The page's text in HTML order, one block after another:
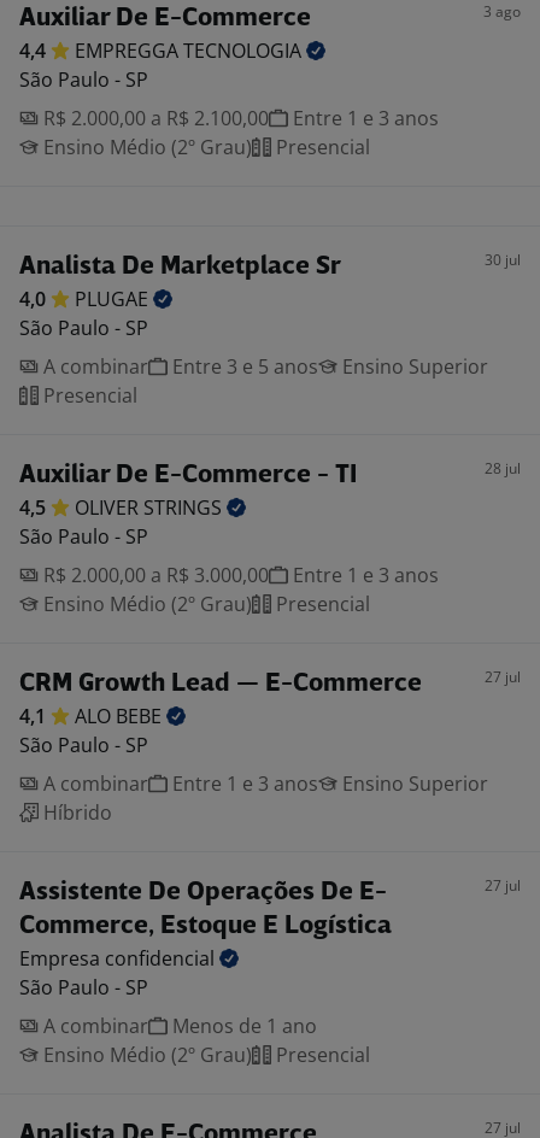
Auxiliar De E-Commerce 3 ago
4,4 EMPREGGATECNOLOGIA
São Paulo - SP
R$ 2.000,00 a R$ 2.100,00
Entre 1 e 3 anos
Ensino Médio (2º Grau)
Presencial
Analista De Marketplace Sr 30 jul
4,0
PLUGAE
São Paulo - SP
A combinar
Entre 3 e 5 anos
Ensino Superior
Presencial
Auxiliar De E-Commerce - TI 28 jul
4,5 OLIVER STRINGS
São Paulo - SP
R$ 2.000,00 a R$ 3.000,00
Entre 1 e 3 anos
Ensino Médio (2º Grau)
Presencial
CRM Growth Lead — E-Commerce 27 jul
4,1 ALO BEBE
São Paulo - SP
A combinar
Entre 1 e 3 anos
Ensino Superior
Híbrido
Assistente De Operações De E-
Commerce, Estoque E Logística
27 jul
Empresa confidencial
São Paulo - SP
A combinar
Menos de 1 ano
Ensino Médio (2º Grau)
Presencial
27 jul